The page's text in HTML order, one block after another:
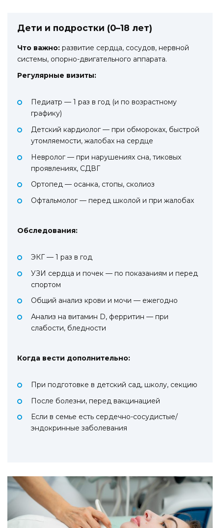
Дети и подростки (0–18 лет)
Что важно: развитие сердца, сосудов, нервной
системы, опорно-двигательного аппарата.
Регулярные визиты:
Педиатр — 1 раз в год (и по возрастному
графику)
Детский кардиолог — при обмороках, быстрой
утомляемости, жалобах на сердце
Невролог — при нарушениях сна, тиковых
проявлениях, СДВГ
Ортопед — осанка, стопы, сколиоз
Офтальмолог — перед школой и при жалобах
Обследования:
ЭКГ — 1 раз в год
УЗИ сердца и почек — по показаниям и перед
спортом
Общий анализ крови и мочи — ежегодно
Анализ на витамин D, ферритин — при
слабости, бледности
Когда вести дополнительно:
При подготовке в детский сад, школу, секцию
После болезни, перед вакцинацией
Если в семье есть сердечно-сосудистые/
эндокринные заболевания